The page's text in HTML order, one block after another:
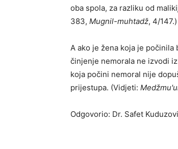
oba spola, za razliku od
383, Mugnil-muhtadž, 4/147.)
A ako je žena koja je
činjenje nemorala ne izvodi
koja počini nemoral nije
prijestupa. (Vidjeti:
Odgovorio: Dr. Safet